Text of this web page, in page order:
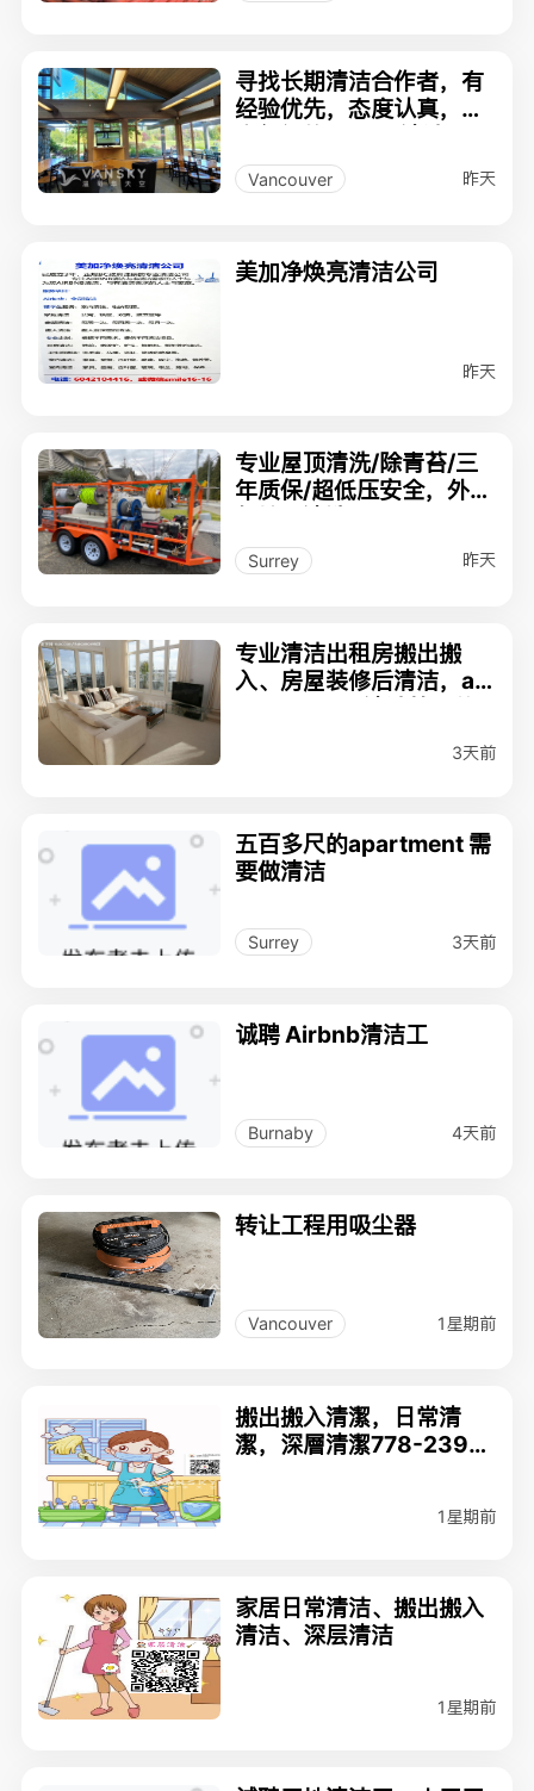
寻找长期清洁合作者，有
经验优先，态度认真，做
Vancouver 昨天
美加净焕亮清洁公司
昨天
专业屋顶清洗/除青苔/三
年质保/超低压安全，外墙
Surrey 昨天
专业清洁出租房搬出搬
入、房屋装修后清洁，air
3天前
五百多尺的apartment 需
要做清洁
Surrey 3天前
诚聘 Airbnb清洁工
Burnaby 4天前
转让工程用吸尘器
Vancouver 1星期前
搬出搬入清潔，日常清
潔，深層清潔778-239-8
1星期前
家居日常清洁、搬出搬入
清洁、深层清洁
1星期前